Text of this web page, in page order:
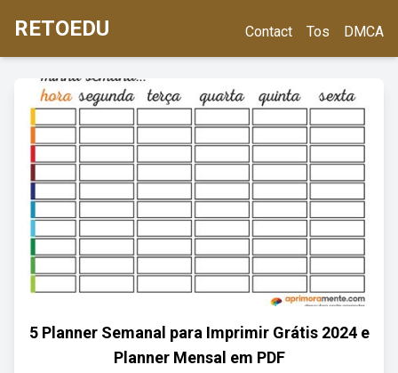
RETOEDU Contact Tos DMCA
5 Planner Semanal para Imprimir Grátis 2024 e
Planner Mensal em PDF